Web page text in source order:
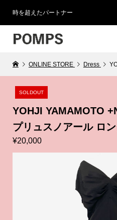
時を超えたパートナー
ONLINE STORE Dress
SOLDOUT
YOHJI YAMAMOTO
プリュスノアール ロ
¥20,000